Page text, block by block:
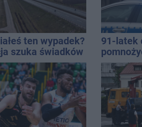
ten wypadek?
szuka świadków
91-latek
ponad